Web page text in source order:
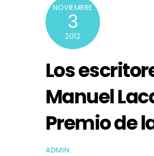
NOVIEMBRE
3
2012
Los
Manuel
Premio de
ADMIN